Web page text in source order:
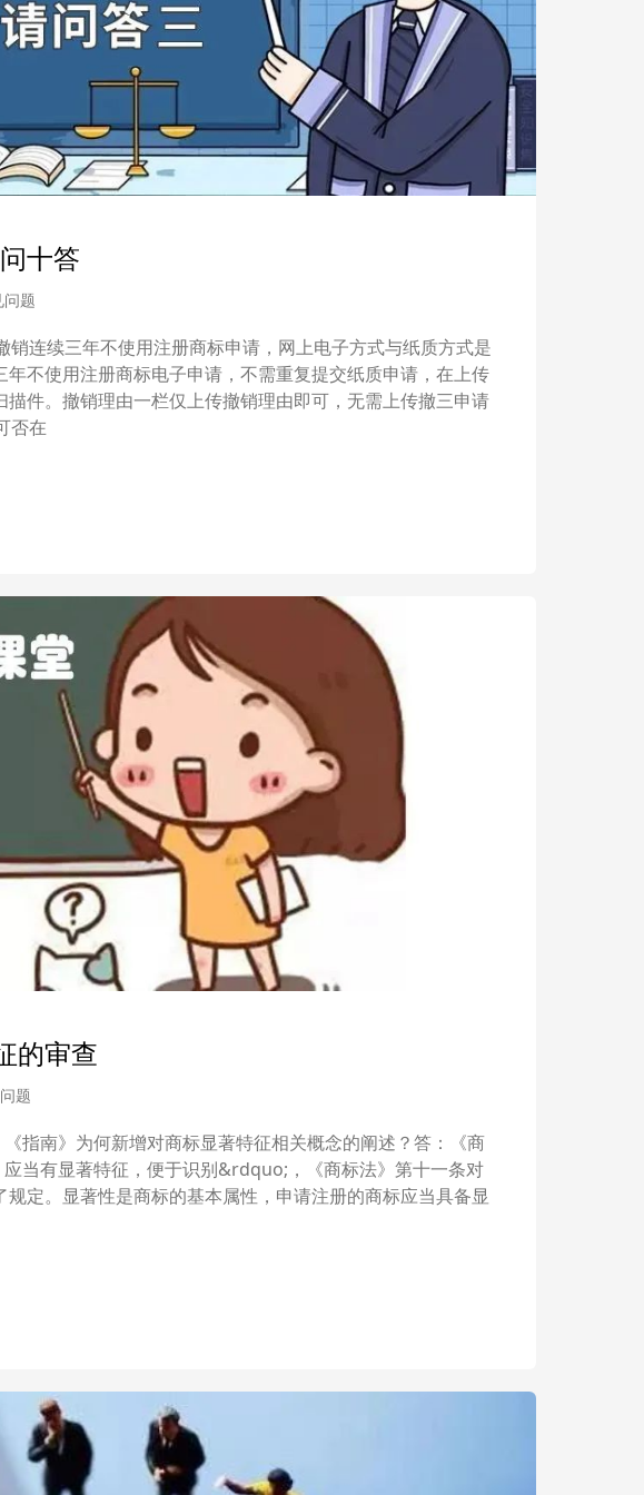
十答
问题
连续三年不使用注册商标申请，网上电子方式与纸质方式是
使用注册商标电子申请，不需重复提交纸质申请，在上传
件。撤销理由一栏仅上传撤销理由即可，无需上传撤三申请
否在
的审查
题
指南》为何新增对商标显著特征相关概念的阐述？答：《商
当有显著特征，便于识别&rdquo;，《商标法》第十一条对
定。显著性是商标的基本属性，申请注册的商标应当具备显